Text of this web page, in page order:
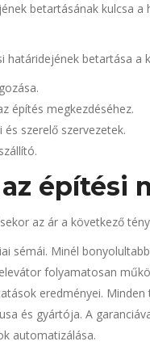
betartásának kulcsa
határidejének betartása a
építés megkezdéséhez.
szerelő szervezetek.
építési
az ár a következő
sémái. Minél
folyamatosan
eredményei.
és gyártója. A
automatizálása.